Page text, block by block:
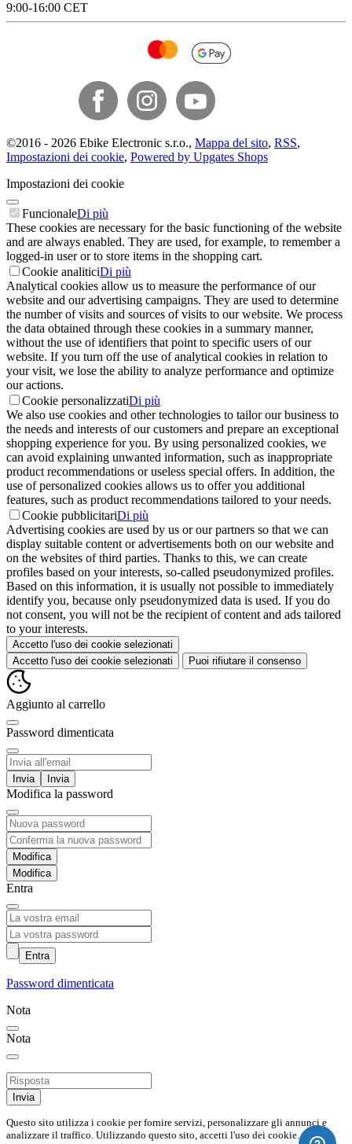
9:00-16:00 CET
©2016 - 2026 Ebike Electronic s.r.o., Mappa del sito, RSS,
Impostazioni dei cookie, Powered by Upgates Shops
Impostazioni dei cookie
FuncionaleDi più
These cookies are necessary for the basic functioning of the website
and are always enabled. They are used, for example, to remember a
logged-in user or to store items in the shopping cart.
Cookie analiticiDi più
Analytical cookies allow us to measure the performance of our
website and our advertising campaigns. They are used to determine
the number of visits and sources of visits to our website. We process
the data obtained through these cookies in a summary manner,
without the use of identifiers that point to specific users of our
website. If you turn off the use of analytical cookies in relation to
your visit, we lose the ability to analyze performance and optimize
our actions.
Cookie personalizzatiDi più
We also use cookies and other technologies to tailor our business to
the needs and interests of our customers and prepare an exceptional
shopping experience for you. By using personalized cookies, we
can avoid explaining unwanted information, such as inappropriate
product recommendations or useless special offers. In addition, the
use of personalized cookies allows us to offer you additional
features, such as product recommendations tailored to your needs.
Cookie pubblicitariDi più
Advertising cookies are used by us or our partners so that we can
display suitable content or advertisements both on our website and
on the websites of third parties. Thanks to this, we can create
profiles based on your interests, so-called pseudonymized profiles.
Based on this information, it is usually not possible to immediately
identify you, because only pseudonymized data is used. If you do
not consent, you will not be the recipient of content and ads tailored
to your interests.
Accetto l'uso dei cookie selezionati
Accetto l'uso dei cookie selezionati
Puoi rifiutare il consenso
Aggiunto al carrello
Password dimenticata
Invia
Modifica la password
Modifica
Entra
Entra
Password dimenticata
Nota
Nota
Invia
Questo sito utilizza i cookie per fornire servizi, personalizzare gli annunci e
analizzare il traffico. Utilizzando questo sito, accetti l'uso dei cookie.